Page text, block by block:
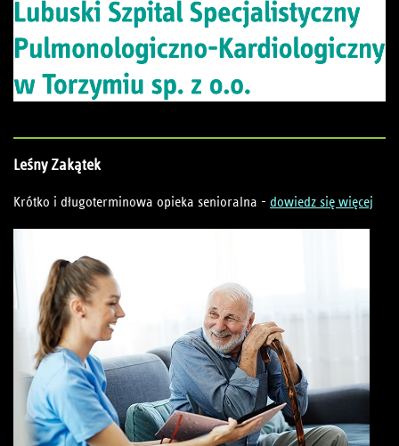
LeśnyZakątek
Krótko i długoterminowa opieka senioralna - dowiedz się więcej